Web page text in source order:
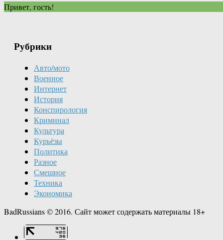
Привет, гость!
Рубрики
Авто/мото
Военное
Интернет
История
Конспирология
Криминал
Культура
Курьёзы
Политика
Разное
Смешное
Техника
Экономика
BadRussians © 2016. Сайт может содержать материалы 18+